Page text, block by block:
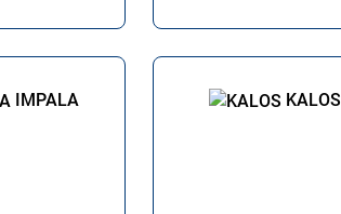
IMPALA KALOS